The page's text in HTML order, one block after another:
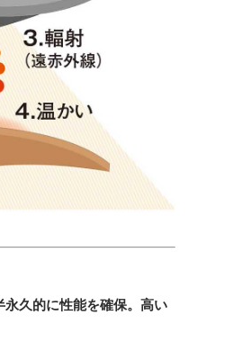
久的に性能を確保。高い